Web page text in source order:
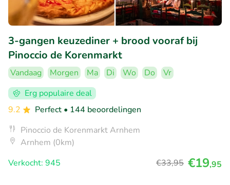
3-gangen keuzediner + brood vooraf bij
Pinoccio de Korenmarkt
Vandaag Morgen Ma Di Wo Do
Vr
Erg populaire deal
9.2
Perfect • 144 beoordelingen
Pinoccio de Korenmarkt Arnhem
Arnhem (0km)
Verkocht: 945
€33,95 €19,95